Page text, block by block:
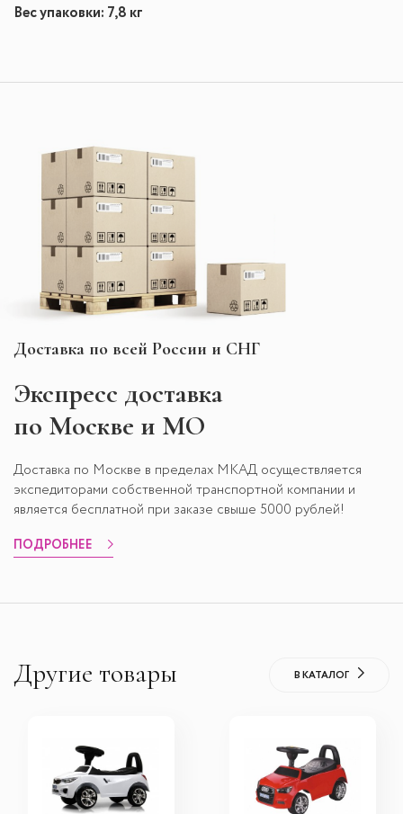
Вес упаковки: 7,8 кг
Доставка по всей России и СНГ
Экспресс доставка
по Москве и МО
Доставка по Москве в пределах МКАД осуществляется
экспедиторами собственной транспортной компании и
является бесплатной при заказе свыше 5000 рублей!
ПОДРОБНЕЕ
Другие товары В КАТАЛОГ